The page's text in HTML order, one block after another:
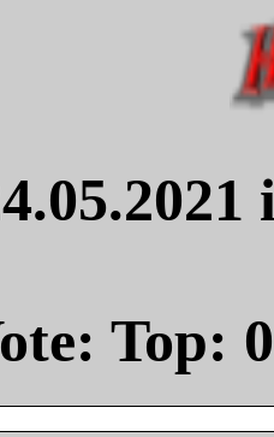
Top: 0